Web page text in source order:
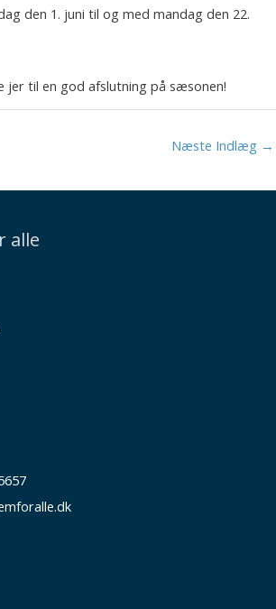
den 1. juni til og med mandag den 22.
jer til en god afslutning på sæsonen!
Næste Indlæg →
alle